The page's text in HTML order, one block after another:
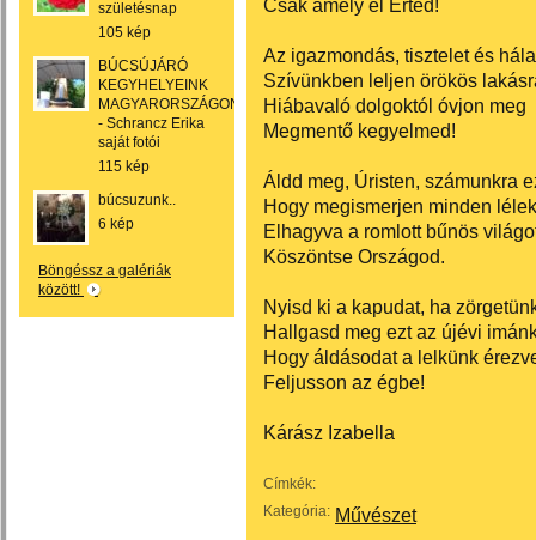
születésnap
105 kép
BÚCSÚJÁRÓ
KEGYHELYEINK
MAGYARORSZÁGON
- Schrancz Erika
saját fotói
115 kép
búcsuzunk..
6 kép
Böngéssz a galériák
között!
Csak amely él Érted!
Az igazmondás, tisztelet és hála
Szívünkben leljen örökös
Hiábavaló dolgoktól óvjon meg
Megmentő kegyelmed!
Áldd meg, Úristen, számunkra
Hogy megismerjen minden
Elhagyva a romlott bűnös
Köszöntse Országod.
Nyisd ki a kapudat, ha
Hallgasd meg ezt az újévi
Hogy áldásodat a lelkünk
Feljusson az égbe!
Kárász Izabella
Címkék:
Kategória: Művészet